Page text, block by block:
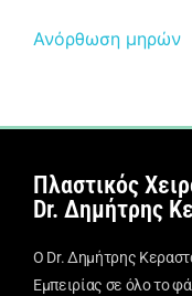
Ανόρθωση μηρών
Πλαστικός
Dr. Δημήτρης
Ο Dr. Δημήτρης
Εμπειρίας σε όλο το